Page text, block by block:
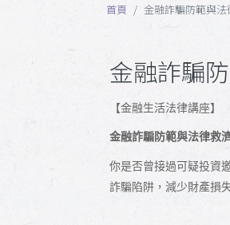
首頁 金融詐騙防範與
金融詐騙
【金融生活法律講座】
金融詐騙防範與法律救
你是否曾接過可疑投資
詐騙陷阱，減少財產損